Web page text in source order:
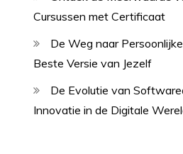
Cursussen met Certificaat
De Weg naar
Beste Versie van Jezelf
De Evolutie van
Innovatie in de Digitale